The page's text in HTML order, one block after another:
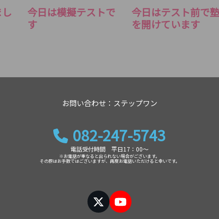
今日は模擬テストで
す
今日はテスト前で塾
を開けています
お問い合わせ：ステップワン
082-247-5743
電話受付時間 平日17：00～
※お電話が重なると出られない場合がございます。
その際はお手数ではございますが、再度お電話いただけると幸いです。
TwitterYouTube